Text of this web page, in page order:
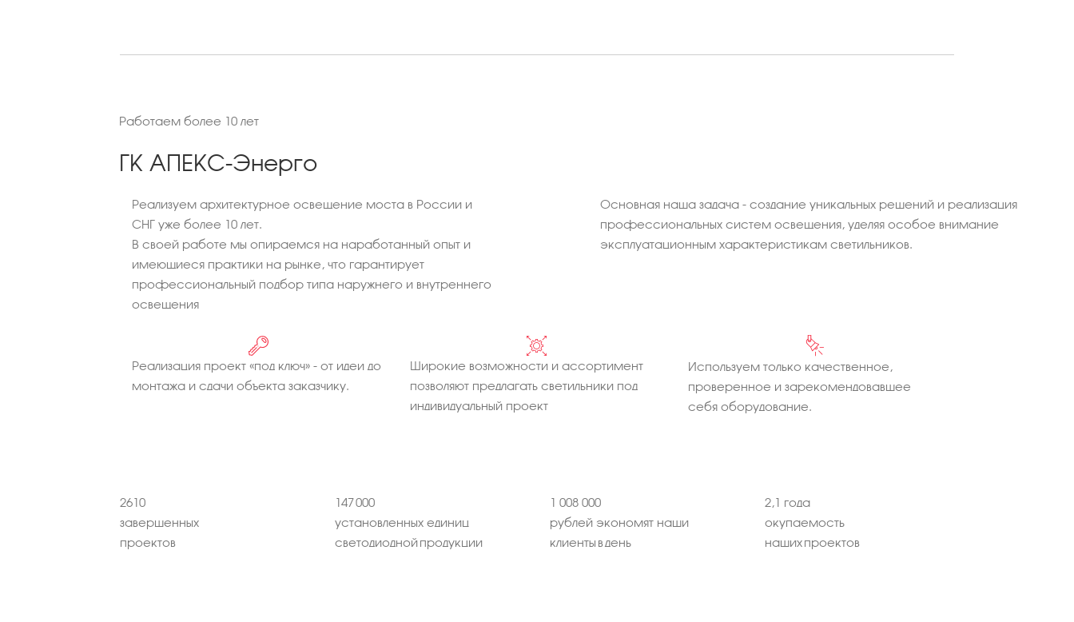
Работаем более 10 лет
ГК АПЕКС-Энерго
Реализуем архитектурное освещение моста в России и
СНГ уже более 10 лет.
В своей работе мы опираемся на наработанный опыт и
имеющиеся практики на рынке, что гарантирует
профессиональный подбор типа наружнего и внутреннего
освещения
Основная наша задача - создание уникальных решений и реализация
профессиональных систем освещения, уделяя особое внимание
эксплуатационным характеристикам светильников.
Реализация проект «под ключ» - от идеи до
монтажа и сдачи объекта заказчику.
Широкие возможности и ассортимент
позволяют предлагать светильники под
индивидуальный проект
Используем только качественное,
проверенное и зарекомендовавшее
себя оборудование.
2610
завершенных
проектов
147 000
установленных единиц
светодиодной продукции
1 008 000
рублей экономят наши
клиенты в день
2,1 года
окупаемость
наших проектов